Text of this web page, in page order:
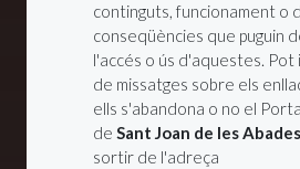
continguts, funcionament o
conseqüències que puguin
l'accés o ús d'aquestes.
de missatges sobre els
ells s'abandona o no el
de Sant Joan de les
sortir de l'adreça